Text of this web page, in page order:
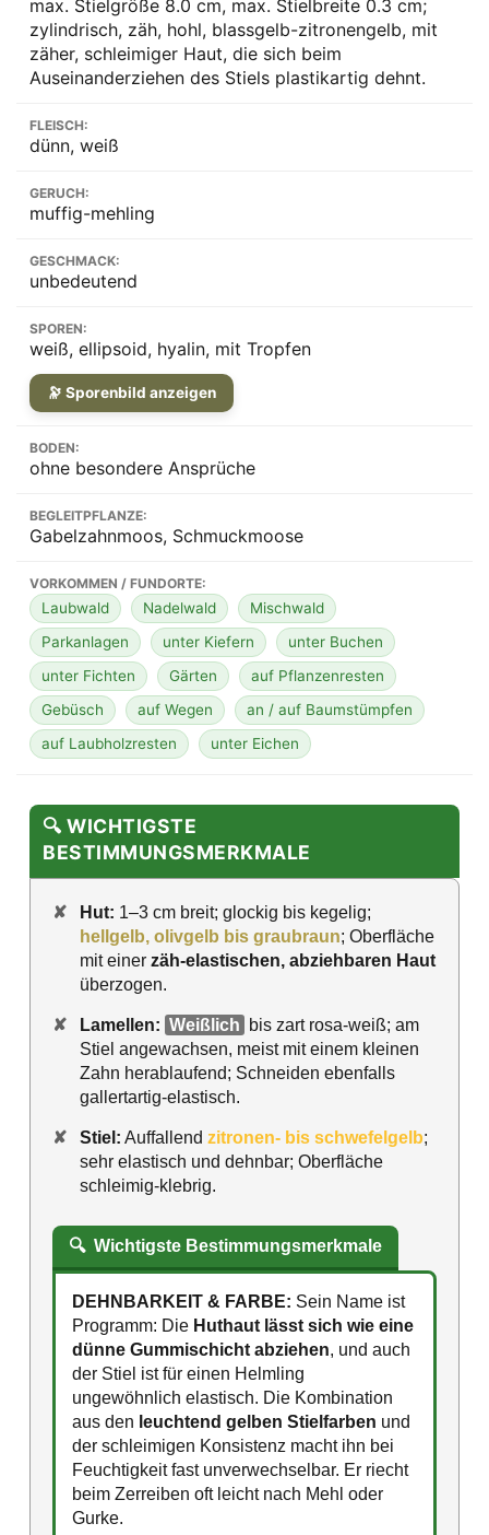
max. Stielgröße 8.0 cm, max. Stielbreite 0.3 cm;
zylindrisch, zäh, hohl, blassgelb-zitronengelb, mit
zäher, schleimiger Haut, die sich beim
Auseinanderziehen des Stiels plastikartig dehnt.
FLEISCH:
dünn, weiß
GERUCH:
muffig-mehling
GESCHMACK:
unbedeutend
SPOREN:
weiß, ellipsoid, hyalin, mit Tropfen
🔭 Sporenbild anzeigen
BODEN:
ohne besondere Ansprüche
BEGLEITPFLANZE:
Gabelzahnmoos, Schmuckmoose
VORKOMMEN / FUNDORTE:
Laubwald Nadelwald
Mischwald
Parkanlagen
unter Kiefern
unter Buchen
unter Fichten
Gärten
auf Pflanzenresten
Gebüsch
auf Wegen
an / auf Baumstümpfen
auf Laubholzresten
unter Eichen
🔍 WICHTIGSTE
BESTIMMUNGSMERKMALE
✘ Hut: 1–3 cm breit; glockig bis kegelig;
hellgelb, olivgelb bis graubraun; Oberfläche
mit einer zäh-elastischen, abziehbaren Haut
überzogen.
✘ Lamellen: Weißlich
bis zart rosa-weiß; am
Stiel angewachsen, meist mit einem kleinen
Zahn herablaufend; Schneiden ebenfalls
gallertartig-elastisch.
✘ Stiel: Auffallend zitronen- bis schwefelgelb;
sehr elastisch und dehnbar; Oberfläche
schleimig-klebrig.
🔍 Wichtigste Bestimmungsmerkmale
DEHNBARKEIT & FARBE: Sein Name ist
Programm: Die Huthaut lässt sich wie eine
dünne Gummischicht abziehen, und auch
der Stiel ist für einen Helmling
ungewöhnlich elastisch. Die Kombination
aus den leuchtend gelben Stielfarben und
der schleimigen Konsistenz macht ihn bei
Feuchtigkeit fast unverwechselbar. Er riecht
beim Zerreiben oft leicht nach Mehl oder
Gurke.